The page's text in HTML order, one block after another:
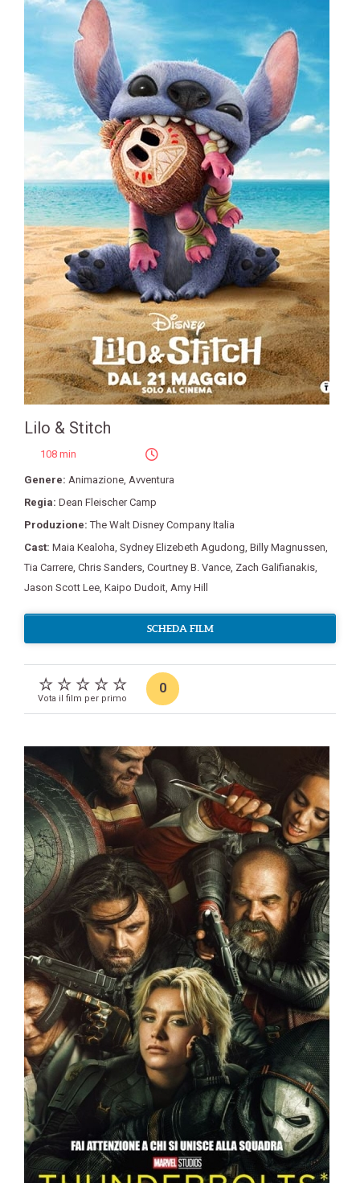
Lilo & Stitch
108 min
Genere: Animazione, Avventura
Regia: Dean Fleischer Camp
Produzione:The Walt Disney Company Italia
Cast: Maia Kealoha, Sydney Elizebeth Agudong, Billy Magnussen,
Tia Carrere, Chris Sanders, Courtney B. Vance, Zach Galifianakis,
Jason Scott Lee, Kaipo Dudoit, Amy Hill
SCHEDA FILM
Vota il film per primo
0